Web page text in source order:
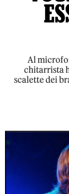
Al
chitarrista
scalette dei